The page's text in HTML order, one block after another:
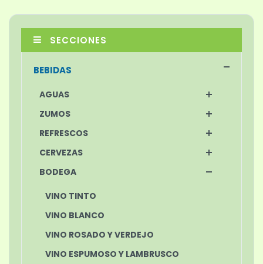
SECCIONES
BEBIDAS
AGUAS
ZUMOS
REFRESCOS
CERVEZAS
BODEGA
VINO TINTO
VINO BLANCO
VINO ROSADO Y VERDEJO
VINO ESPUMOSO Y LAMBRUSCO